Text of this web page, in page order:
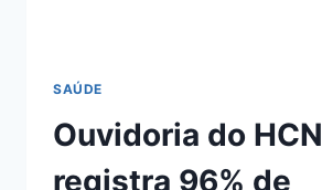
SAÚDE
Ouvidoria do HCN
registra 96% de